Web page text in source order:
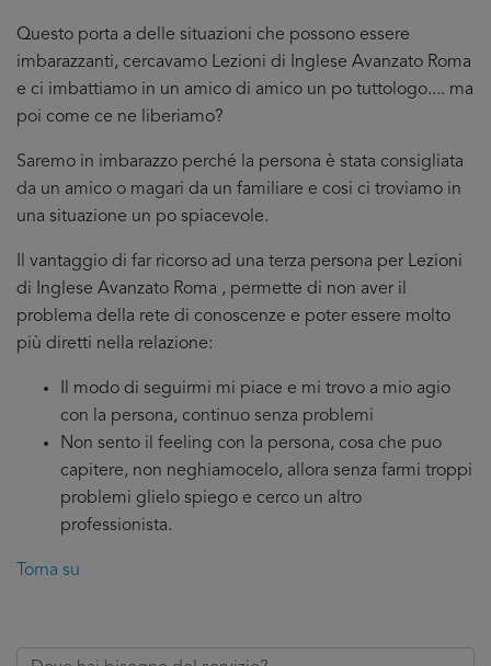
Questo porta a delle situazioni che possono essere
imbarazzanti, cercavamo Lezioni di Inglese Avanzato Roma
e ci imbattiamo in un amico di amico un po tuttologo.... ma
poi come ce ne liberiamo?
Saremo in imbarazzo perché la persona è stata consigliata
da un amico o magari da un familiare e cosi ci troviamo in
una situazione un po spiacevole.
Il vantaggio di far ricorso ad una terza persona per Lezioni
di Inglese Avanzato Roma , permette di non aver il
problema della rete di conoscenze e poter essere molto
più diretti nella relazione:
Il modo di seguirmi mi piace e mi trovo a mio agio
con la persona, continuo senza problemi
Non sento il feeling con la persona, cosa che puo
capitere, non neghiamocelo, allora senza farmi troppi
problemi glielo spiego e cerco un altro
professionista.
Torna su